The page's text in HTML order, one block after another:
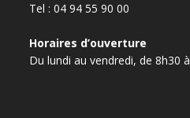
Tel : 04 94 55 90 00
Horaires d’ouverture
Du lundi au vendredi, de 8h30